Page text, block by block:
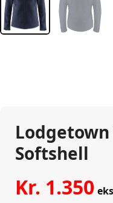
Softshell
Kr. 1.350